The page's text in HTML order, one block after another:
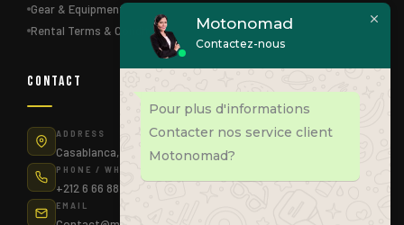
Gear & Equipment
Rental Terms & Conditions
Contact
ADDRESS
Casablanca, Morocco
PHONE / WHATSAPP
+212 6 66 88 83 75
EMAIL
Motonomad
Contactez-nous
Pour plus d'informations
Contacter nos service client
Motonomad?